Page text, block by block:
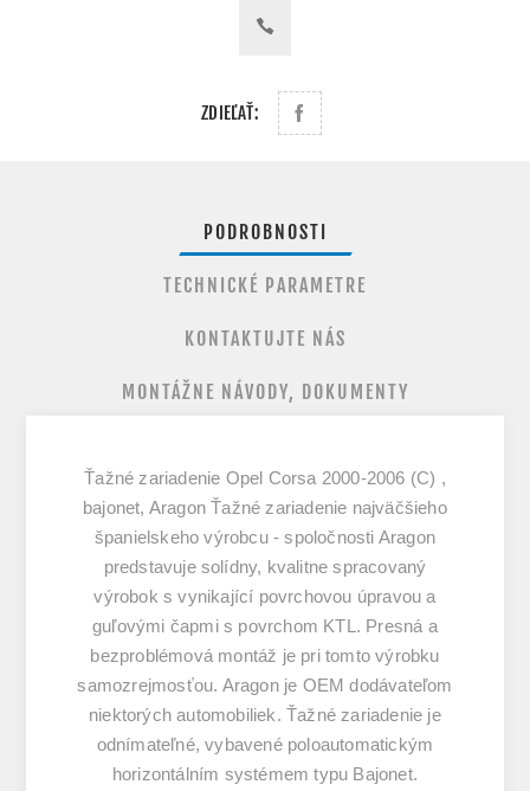
ZDIEĽAŤ:
PODROBNOSTI
TECHNICKÉ PARAMETRE
KONTAKTUJTE NÁS
MONTÁŽNE NÁVODY, DOKUMENTY
Ťažné zariadenie Opel Corsa 2000-2006 (C) ,
bajonet, Aragon Ťažné zariadenie najväčšieho
španielskeho výrobcu - spoločnosti Aragon
predstavuje solídny, kvalitne spracovaný
výrobok s vynikající povrchovou úpravou a
guľovými čapmi s povrchom KTL. Presná a
bezproblémová montáž je pri tomto výrobku
samozrejmosťou. Aragon je OEM dodávateľom
niektorých automobiliek. Ťažné zariadenie je
odnímateľné, vybavené poloautomatickým
horizontálním systémem typu Bajonet.